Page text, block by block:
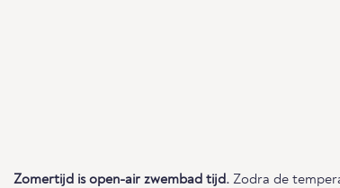
Zomertijd is open-air zwembad tijd. Zodra de